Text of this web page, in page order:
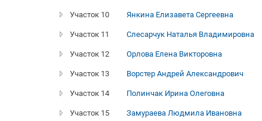
Участок 10 Янкина Елизавета Сергеевна
Участок 11 Слесарчук Наталья Владимировна
Участок 12 Орлова Елена Викторовна
Участок 13 Ворстер Андрей Александрович
Участок 14 Полинчак Ирина Олеговна
Участок 15 Замураева Людмила Ивановна